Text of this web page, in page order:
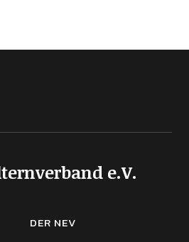
e.V.
DER NEV